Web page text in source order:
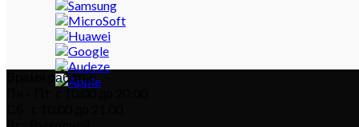
Время работы:
Пн – Пт: с 10:00 до 20:00